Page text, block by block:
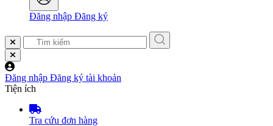
Đăng nhập Đăng ký
Đăng nhập Đăng ký tài khoản
Tiện ích
Tra cứu đơn hàng